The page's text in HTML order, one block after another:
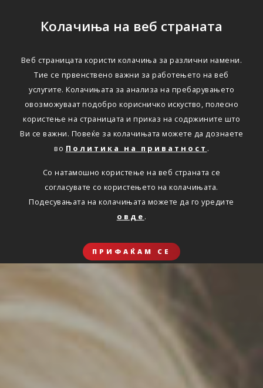
Колачиња на веб страната
Веб страницата користи колачиња за различни намени.
Тие се првенствено важни за работењето на веб
услугите. Колачињата за анализа на пребарувањето
овозможуваат подобро корисничко искуство, полесно
користење на страницата и приказ на содржините што
Ви се важни. Повеќе за колачињата можете да дознаете
во Политика на приватност .
Со натамошно користење на веб страната се
согласувате со користењето на колачињата.
Подесувањата на колачињата можете да го уредите
овде .
ПРИФАЌАМ СЕ